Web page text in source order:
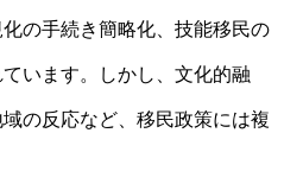
の手続き簡略化、技能移民の
います。しかし、文化的融
の反応など、移民政策には複